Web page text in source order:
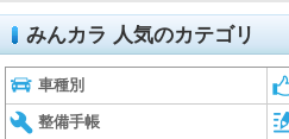
みんカラ 人気のカテゴリ
車種別
整備手帳